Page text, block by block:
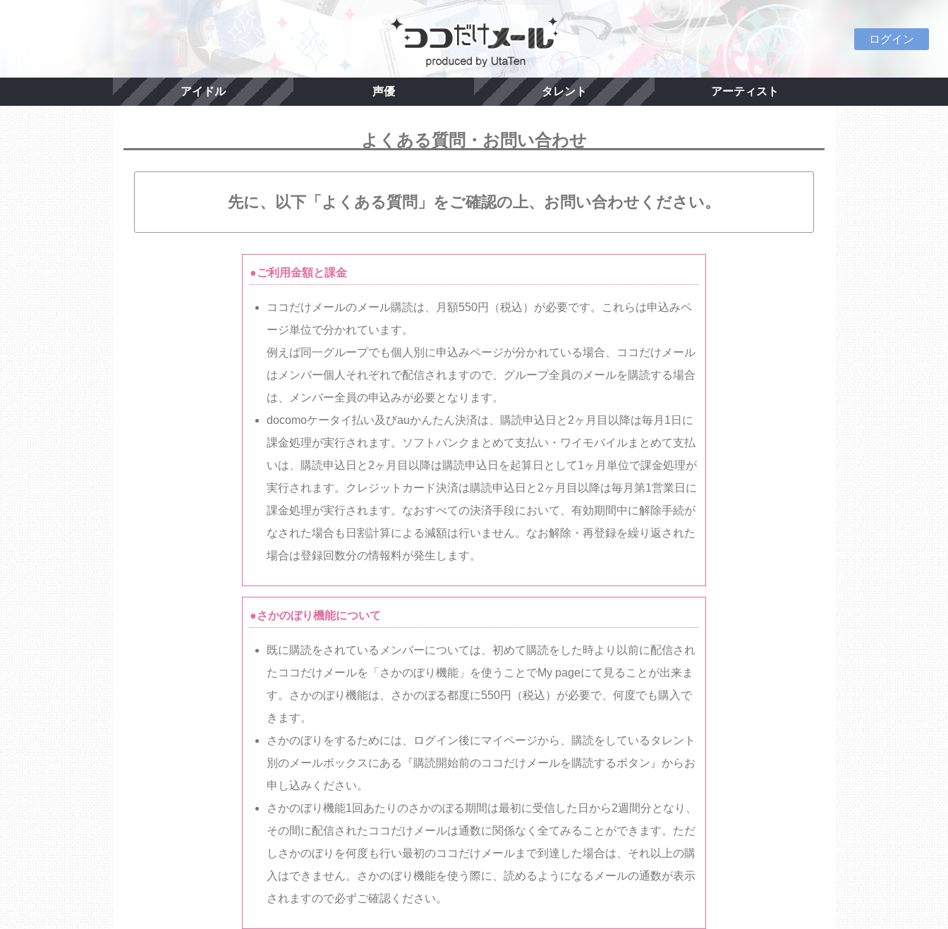
ログイン
アイドル 声優 タレント アーティスト
よくある質問・お問い合わせ
先に、以下「よくある質問」をご確認の上、お問い合わせください。
●ご利用金額と課金
ココだけメールのメール購読は、月額550円（税込）が必要です。これらは申込みペ
ージ単位で分かれています。
例えば同一グループでも個人別に申込みページが分かれている場合、ココだけメール
はメンバー個人それぞれで配信されますので、グループ全員のメールを購読する場合
は、メンバー全員の申込みが必要となります。
docomoケータイ払い及びauかんたん決済は、購読申込日と2ヶ月目以降は毎月1日に
課金処理が実行されます。ソフトバンクまとめて支払い・ワイモバイルまとめて支払
いは、購読申込日と2ヶ月目以降は購読申込日を起算日として1ヶ月単位で課金処理が
実行されます。クレジットカード決済は購読申込日と2ヶ月目以降は毎月第1営業日に
課金処理が実行されます。なおすべての決済手段において、有効期間中に解除手続が
なされた場合も日割計算による減額は行いません。なお解除・再登録を繰り返された
場合は登録回数分の情報料が発生します。
●さかのぼり機能について
既に購読をされているメンバーについては、初めて購読をした時より以前に配信され
たココだけメールを「さかのぼり機能」を使うことでMy pageにて見ることが出来ま
す。さかのぼり機能は、さかのぼる都度に550円（税込）が必要で、何度でも購入で
きます。
さかのぼりをするためには、ログイン後にマイページから、購読をしているタレント
別のメールボックスにある『購読開始前のココだけメールを購読するボタン』からお
申し込みください。
さかのぼり機能1回あたりのさかのぼる期間は最初に受信した日から2週間分となり、
その間に配信されたココだけメールは通数に関係なく全てみることができます。ただ
しさかのぼりを何度も行い最初のココだけメールまで到達した場合は、それ以上の購
入はできません。さかのぼり機能を使う際に、読めるようになるメールの通数が表示
されますので必ずご確認ください。